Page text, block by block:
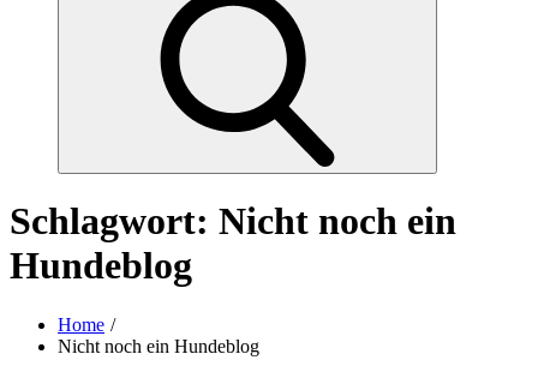
Schlagwort: Nicht noch ein
Hundeblog
Home
Nicht noch ein Hundeblog